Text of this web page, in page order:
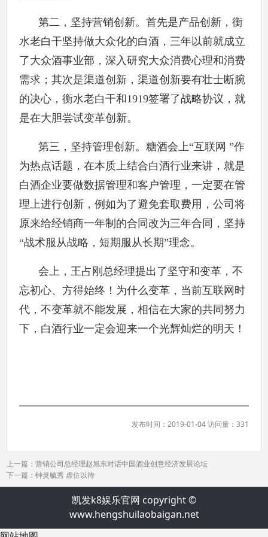
第二，坚持营销创新。首先是产品创新，衡
水老白干坚持做大众化的白酒，三年以前就成立
了大众酒事业部，深入研究大众消费心理和消费
需求；其次是渠道创新，渠道创新要有壮士断腕
的决心，衡水老白干和1919签署了战略协议，就
是在大胆尝试变革创新。
第三，坚持管理创新。糖酒会上“互联网 ”作
为热点话题，在本质上结合白酒行业来讲，就是
白酒企业要做数据管理和客户管理，一定要在管
理上进行创新，例如为了避免套取费用，公司将
原来给经销商一年制的合同改为三年合同，坚持
“战术服从战略，短期服从长期”理念。
会上，王占刚总经理提出了坚守和变革，不
忘初心、方得始终！为什么变革，当前互联网时
代，不变革就不能发展，相信在大家的共同努力
下，白酒行业一定会迎来一个光辉灿烂的明天！
发布时间：2019-01-04 访问量：331
上一篇：营销公司总经理赵旭东对话中国酒业创意经济发展论坛
下一篇：钟灵毓秀 虚位以待
凯发k8娱乐官网 copyright ©
www.hengshuilaobaigan.net